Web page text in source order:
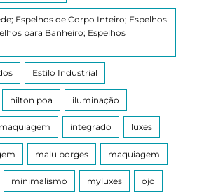
Espelhos de Corpo Inteiro; Espelhos
para Banheiro; Espelhos
Estilo Industrial
hilton poa iluminação
integrado luxes
malu borges maquiagem
minimalismo myluxes ojo